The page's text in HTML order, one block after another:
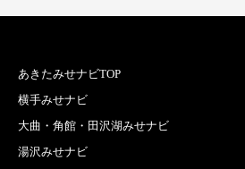
あきたみせナビTOP
横手みせナビ
大曲・角館・田沢湖みせナビ
湯沢みせナビ